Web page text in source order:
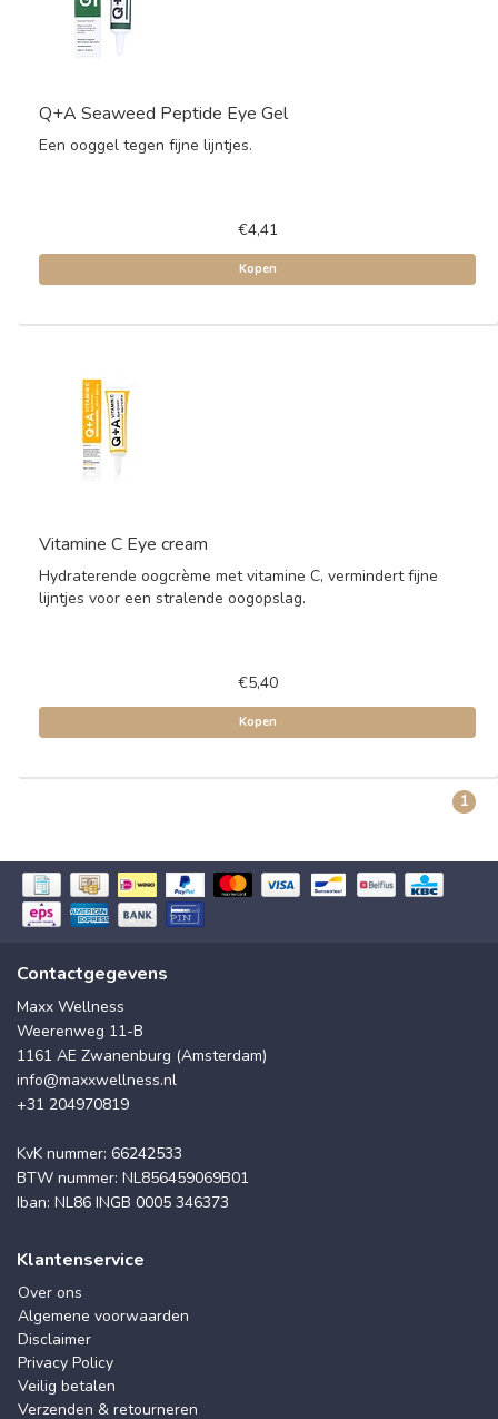
Q+A Seaweed Peptide Eye Gel
Een ooggel tegen fijne lijntjes.
€4,41
Kopen
Vitamine C Eye cream
Hydraterende oogcrème met vitamine C, vermindert fijne
lijntjes voor een stralende oogopslag.
€5,40
Kopen
1
Contactgegevens
Maxx Wellness
Weerenweg 11-B
1161 AE Zwanenburg (Amsterdam)
info@maxxwellness.nl
+31 204970819
KvK nummer: 66242533
BTW nummer: NL856459069B01
Iban: NL86 INGB 0005 346373
Klantenservice
Over ons
Algemene voorwaarden
Disclaimer
Privacy Policy
Veilig betalen
Verzenden & retourneren